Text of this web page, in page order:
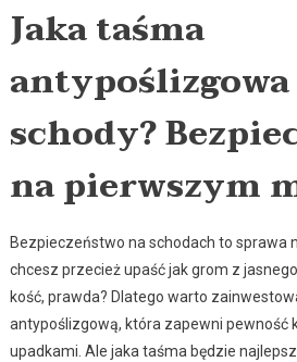
Jaka taśma
schody?
na pierwszym
Bezpieczeństwo na schodach to sprawa
chcesz przecież upaść jak grom z
kość, prawda? Dlatego warto
antypoślizgową, która zapewni pewność
upadkami. Ale jaka taśma będzie